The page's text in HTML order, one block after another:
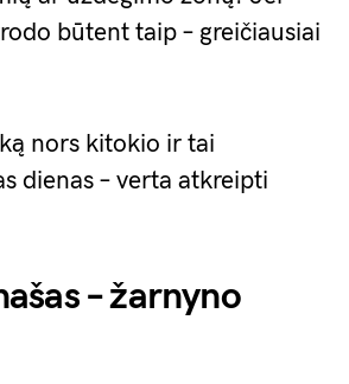
būtent taip – greičiausiai
nors kitokio ir tai
dienas – verta atkreipti
– žarnyno